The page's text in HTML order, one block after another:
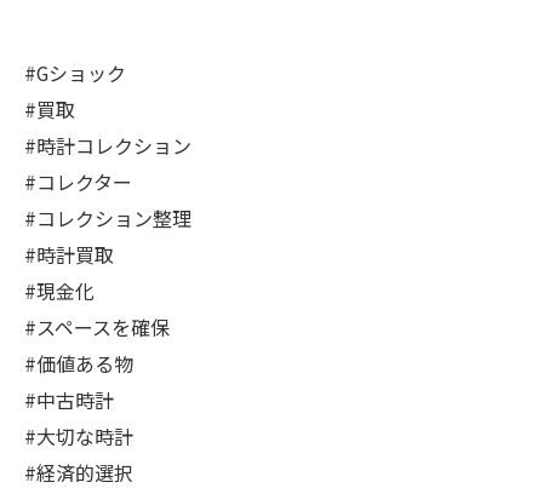
#Gショック
#買取
#時計コレクション
#コレクター
#コレクション整理
#時計買取
#現金化
#スペースを確保
#価値ある物
#中古時計
#大切な時計
#経済的選択